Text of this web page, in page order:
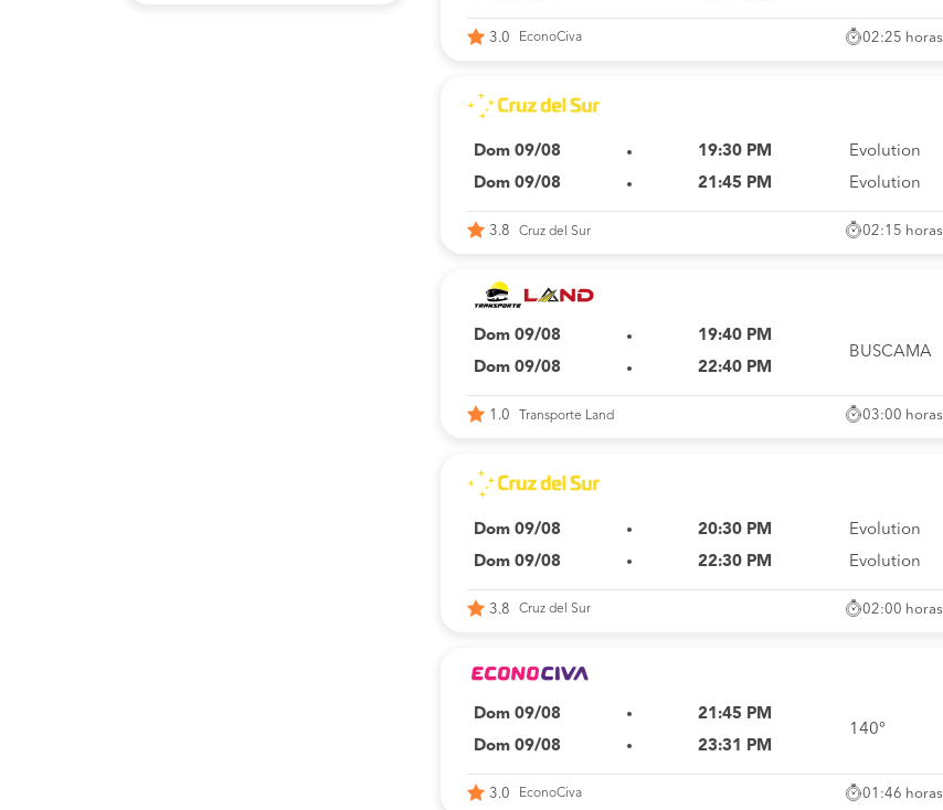
3.0 EconoCiva 02:25 horas
Dom 09/08
19:30 PM
Dom 09/08
21:45 PM
Evolution
Evolution
3.8 Cruz del Sur 02:15 horas
Dom 09/08
19:40 PM
Dom 09/08
22:40 PM
BUSCAMA
1.0 Transporte Land 03:00 horas
Dom 09/08
20:30 PM
Dom 09/08
22:30 PM
Evolution
Evolution
3.8 Cruz del Sur 02:00 horas
Dom 09/08
21:45 PM
Dom 09/08
23:31 PM
140°
3.0 EconoCiva 01:46 horas